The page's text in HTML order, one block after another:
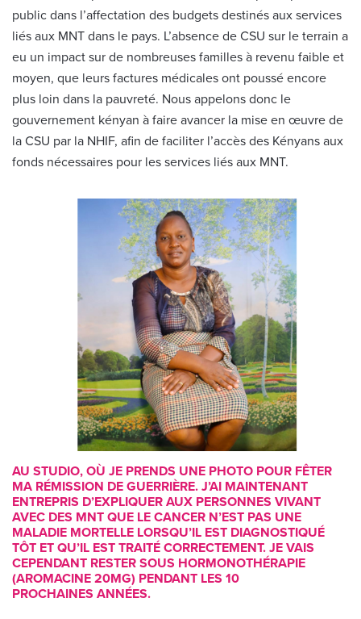
public dans l’affectation des budgets destinés aux services
liés aux MNT dans le pays. L’absence de CSU sur le terrain a
eu un impact sur de nombreuses familles à revenu faible et
moyen, que leurs factures médicales ont poussé encore
plus loin dans la pauvreté. Nous appelons donc le
gouvernement kényan à faire avancer la mise en œuvre de
la CSU par la NHIF, afin de faciliter l’accès des Kényans aux
fonds nécessaires pour les services liés aux MNT.
AU STUDIO, OÙ JE PRENDS UNE PHOTO POUR FÊTER
MA RÉMISSION DE GUERRIÈRE. J’AI MAINTENANT
ENTREPRIS D’EXPLIQUER AUX PERSONNES VIVANT
AVEC DES MNT QUE LE CANCER N’EST PAS UNE
MALADIE MORTELLE LORSQU’IL EST DIAGNOSTIQUÉ
TÔT ET QU’IL EST TRAITÉ CORRECTEMENT. JE VAIS
CEPENDANT RESTER SOUS HORMONOTHÉRAPIE
(AROMACINE 20MG) PENDANT LES 10
PROCHAINES ANNÉES.